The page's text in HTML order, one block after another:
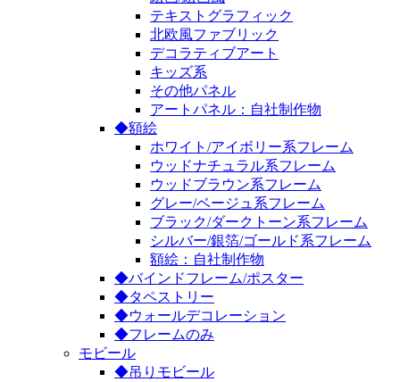
テキストグラフィック
北欧風ファブリック
デコラティブアート
キッズ系
その他パネル
アートパネル：自社制作物
◆額絵
ホワイト/アイボリー系フレーム
ウッドナチュラル系フレーム
ウッドブラウン系フレーム
グレー/ベージュ系フレーム
ブラック/ダークトーン系フレーム
シルバー/銀箔/ゴールド系フレーム
額絵：自社制作物
◆バインドフレーム/ポスター
◆タペストリー
◆ウォールデコレーション
◆フレームのみ
モビール
◆吊りモビール